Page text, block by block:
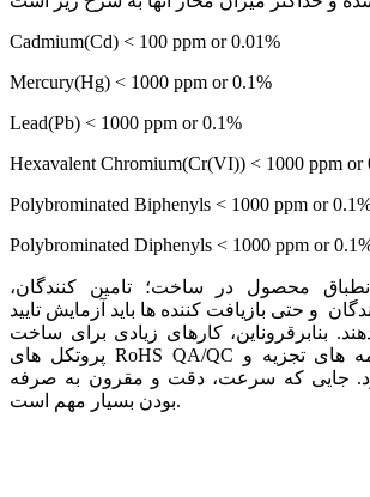
Cadmium(Cd) < 100 ppm or 0.01%
Mercury(Hg) < 1000 ppm or 0.1%
Lead(Pb) < 1000 ppm or 0.1%
Hexavalent Chromium(Cr(VI)) < 1000 ppm or
Polybrominated Biphenyls < 1000 ppm or
Polybrominated Diphenyls < 1000 ppm or
محصول در ساخت؛ تامین کنندگان،
و حتی بازیافت کننده ها باید آزمایش تایید
بنابرقروناین، کارهای زیادی برای ساخت
پروتکل های RoHS QA/QC جدید و توسعه برنامه های تجزیه و
جایی که سرعت، دقت و مقرون به صرفه
بودن بسیار مهم است.